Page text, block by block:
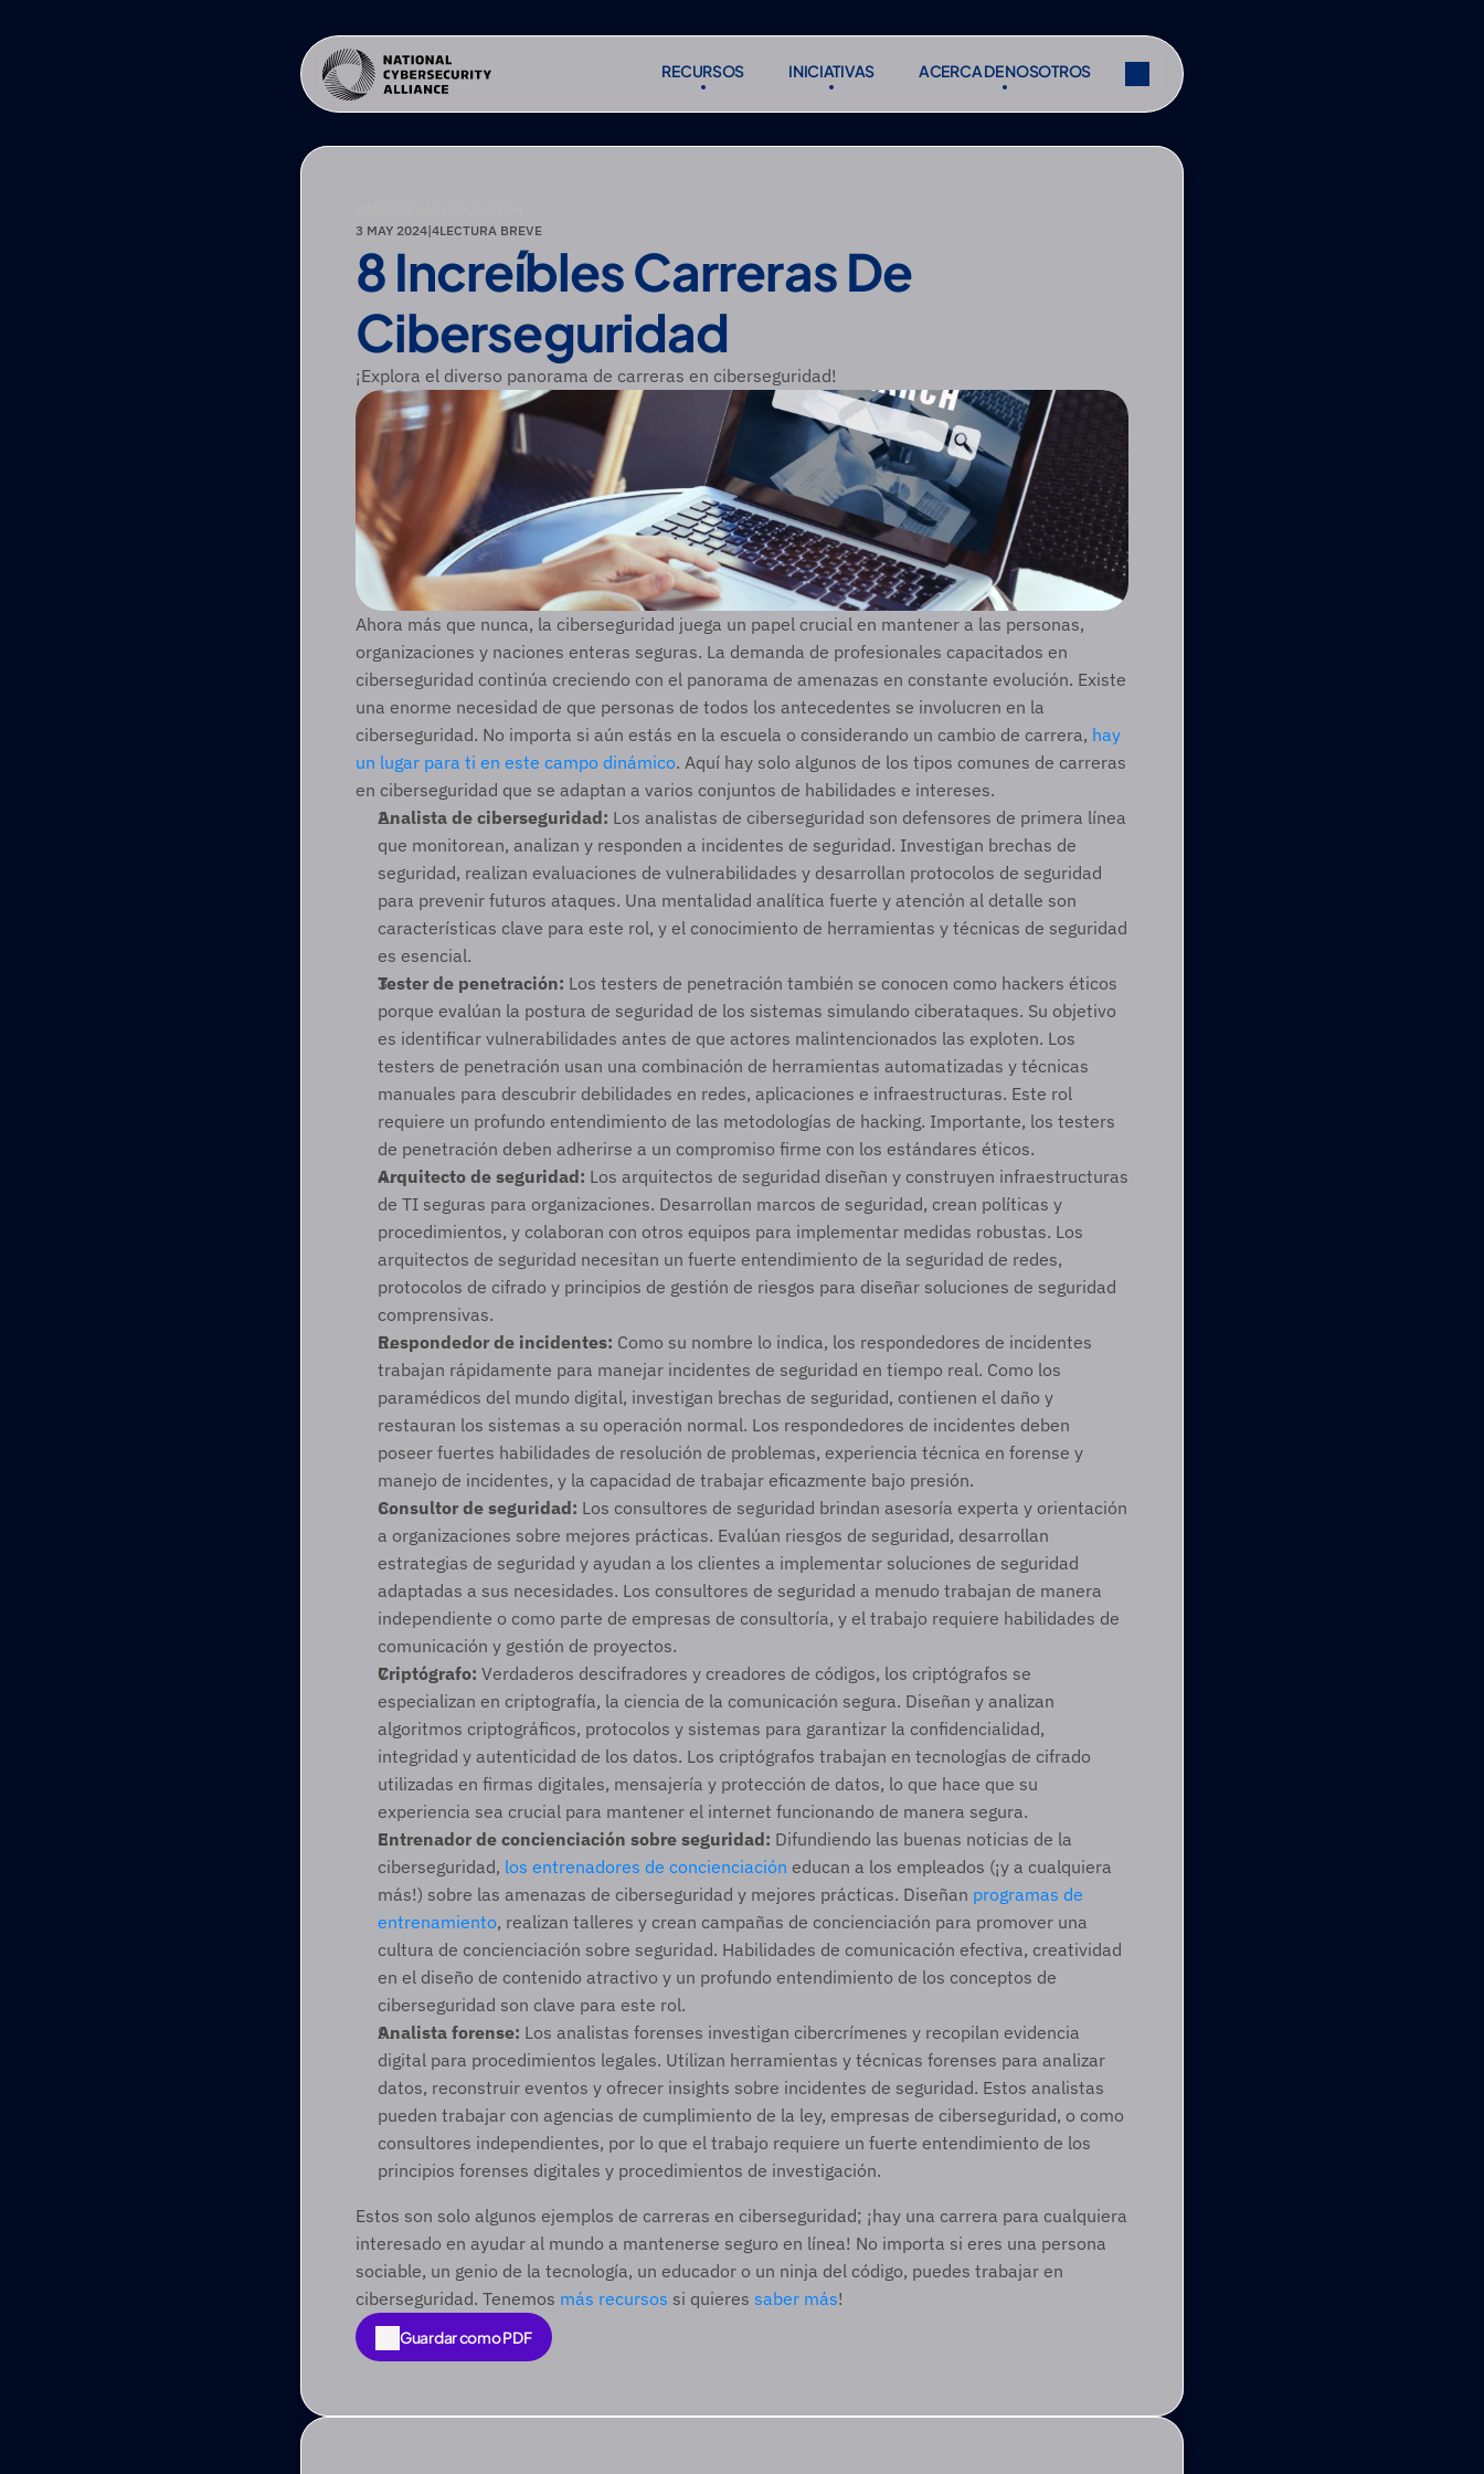
RECURSOS
RECURSOS
INICIATIVAS
INICIATIVAS
ACERCA DE NOSOTROS
ACERCA DE NOSOTROS
Suscribirse
Compartir
3 MAY 2024|4LECTURA BREVE
8 Increíbles Carreras De
Ciberseguridad
¡Explora el diverso panorama de carreras en ciberseguridad!
Ahora más que nunca, la ciberseguridad juega un papel crucial en mantener a las personas,
organizaciones y naciones enteras seguras. La demanda de profesionales capacitados en
ciberseguridad continúa creciendo con el panorama de amenazas en constante evolución. Existe
una enorme necesidad de que personas de todos los antecedentes se involucren en la
ciberseguridad. No importa si aún estás en la escuela o considerando un cambio de carrera, hay
un lugar para ti en este campo dinámico. Aquí hay solo algunos de los tipos comunes de carreras
en ciberseguridad que se adaptan a varios conjuntos de habilidades e intereses.
Analista de ciberseguridad: Los analistas de ciberseguridad son defensores de primera línea
que monitorean, analizan y responden a incidentes de seguridad. Investigan brechas de
seguridad, realizan evaluaciones de vulnerabilidades y desarrollan protocolos de seguridad
para prevenir futuros ataques. Una mentalidad analítica fuerte y atención al detalle son
características clave para este rol, y el conocimiento de herramientas y técnicas de seguridad
es esencial.
Tester de penetración: Los testers de penetración también se conocen como hackers éticos
porque evalúan la postura de seguridad de los sistemas simulando ciberataques. Su objetivo
es identificar vulnerabilidades antes de que actores malintencionados las exploten. Los
testers de penetración usan una combinación de herramientas automatizadas y técnicas
manuales para descubrir debilidades en redes, aplicaciones e infraestructuras. Este rol
requiere un profundo entendimiento de las metodologías de hacking. Importante, los testers
de penetración deben adherirse a un compromiso firme con los estándares éticos.
Arquitecto de seguridad: Los arquitectos de seguridad diseñan y construyen infraestructuras
de TI seguras para organizaciones. Desarrollan marcos de seguridad, crean políticas y
procedimientos, y colaboran con otros equipos para implementar medidas robustas. Los
arquitectos de seguridad necesitan un fuerte entendimiento de la seguridad de redes,
protocolos de cifrado y principios de gestión de riesgos para diseñar soluciones de seguridad
comprensivas.
Respondedor de incidentes: Como su nombre lo indica, los respondedores de incidentes
trabajan rápidamente para manejar incidentes de seguridad en tiempo real. Como los
paramédicos del mundo digital, investigan brechas de seguridad, contienen el daño y
restauran los sistemas a su operación normal. Los respondedores de incidentes deben
poseer fuertes habilidades de resolución de problemas, experiencia técnica en forense y
manejo de incidentes, y la capacidad de trabajar eficazmente bajo presión.
Consultor de seguridad: Los consultores de seguridad brindan asesoría experta y orientación
a organizaciones sobre mejores prácticas. Evalúan riesgos de seguridad, desarrollan
estrategias de seguridad y ayudan a los clientes a implementar soluciones de seguridad
adaptadas a sus necesidades. Los consultores de seguridad a menudo trabajan de manera
independiente o como parte de empresas de consultoría, y el trabajo requiere habilidades de
comunicación y gestión de proyectos.
Criptógrafo: Verdaderos descifradores y creadores de códigos, los criptógrafos se
especializan en criptografía, la ciencia de la comunicación segura. Diseñan y analizan
algoritmos criptográficos, protocolos y sistemas para garantizar la confidencialidad,
integridad y autenticidad de los datos. Los criptógrafos trabajan en tecnologías de cifrado
utilizadas en firmas digitales, mensajería y protección de datos, lo que hace que su
experiencia sea crucial para mantener el internet funcionando de manera segura.
Entrenador de concienciación sobre seguridad: Difundiendo las buenas noticias de la
ciberseguridad, los entrenadores de concienciación educan a los empleados (¡y a cualquiera
más!) sobre las amenazas de ciberseguridad y mejores prácticas. Diseñan programas de
entrenamiento, realizan talleres y crean campañas de concienciación para promover una
cultura de concienciación sobre seguridad. Habilidades de comunicación efectiva, creatividad
en el diseño de contenido atractivo y un profundo entendimiento de los conceptos de
ciberseguridad son clave para este rol.
Analista forense: Los analistas forenses investigan cibercrímenes y recopilan evidencia
digital para procedimientos legales. Utilizan herramientas y técnicas forenses para analizar
datos, reconstruir eventos y ofrecer insights sobre incidentes de seguridad. Estos analistas
pueden trabajar con agencias de cumplimiento de la ley, empresas de ciberseguridad, o como
consultores independientes, por lo que el trabajo requiere un fuerte entendimiento de los
principios forenses digitales y procedimientos de investigación.
Estos son solo algunos ejemplos de carreras en ciberseguridad; ¡hay una carrera para cualquiera
interesado en ayudar al mundo a mantenerse seguro en línea! No importa si eres una persona
sociable, un genio de la tecnología, un educador o un ninja del código, puedes trabajar en
ciberseguridad. Tenemos más recursos si quieres saber más!
Guardar como PDF
Guardar como PDF